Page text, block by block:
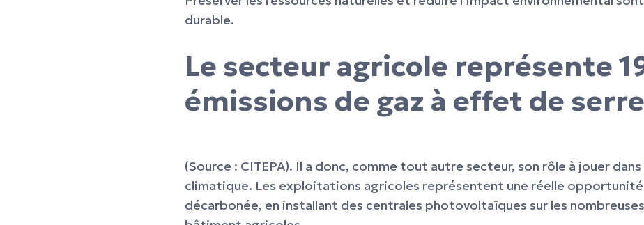
durable.
Le secteur agricole représente
émissions de gaz à effet de
(Source : CITEPA). Il a donc, comme tout autre secteur, son rôle à jouer
climatique. Les exploitations agricoles représentent une réelle
décarbonée, en installant des centrales photovoltaïques sur les